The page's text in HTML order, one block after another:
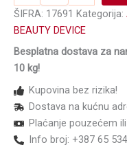
za
tretmane
i
tela
2001
A
sa
2
ŠIFRA: 17691 Kategorija:
BEAUTY DEVICE
Besplatna dostava za
10 kg!
Kupovina bez rizika!
Dostava na kućnu
Plaćanje pouzećem
Info broj: +387 65